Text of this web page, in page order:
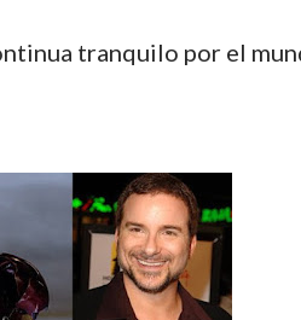
tranquilo por el